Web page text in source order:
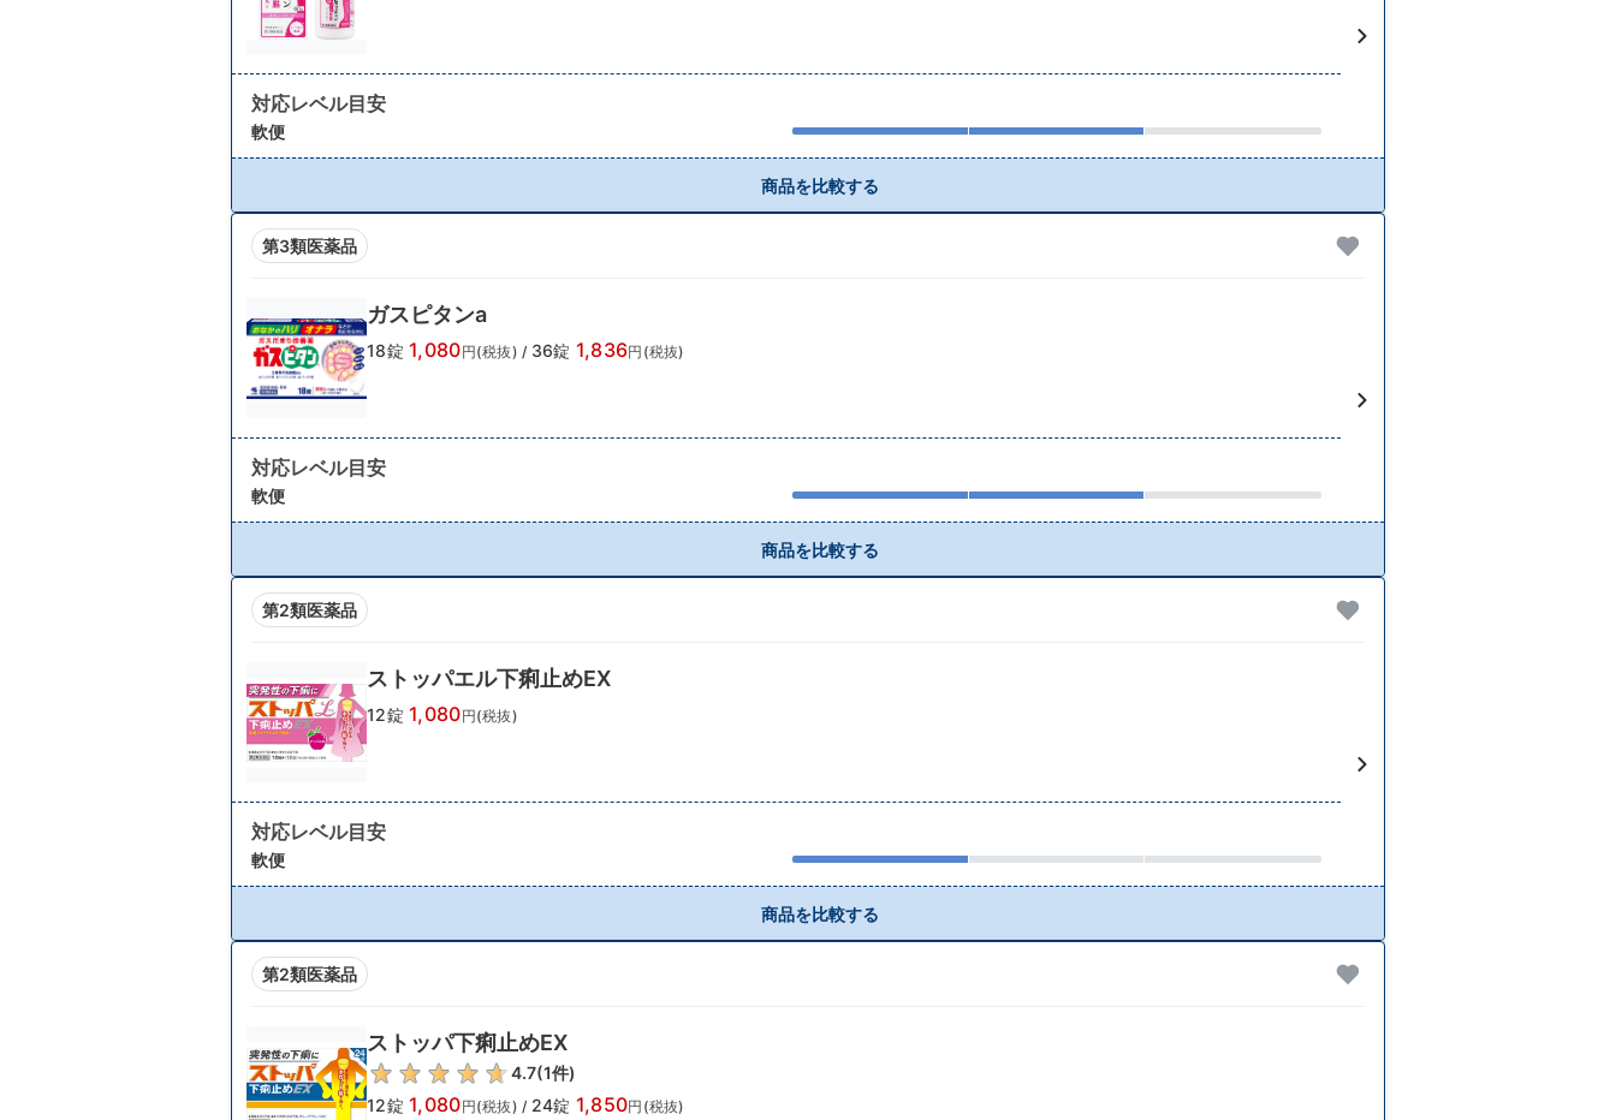
対応レベル目安
軟便
商品を比較する
第3類医薬品
ガスピタンa
18錠 1,080円(税抜) / 36錠 1,836円(税抜)
対応レベル目安
軟便
商品を比較する
第2類医薬品
ストッパエル下痢止めEX
12錠 1,080円(税抜)
対応レベル目安
軟便
商品を比較する
第2類医薬品
ストッパ下痢止めEX
4.7(1件)
12錠 1,080円(税抜) / 24錠 1,850円(税抜)